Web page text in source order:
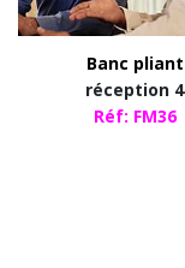
Banc pliant
réception 4
Réf: FM36